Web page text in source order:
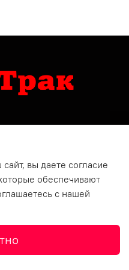
Хусаина Ямашева, д 10
вы даете согласие
обеспечивают
с нашей